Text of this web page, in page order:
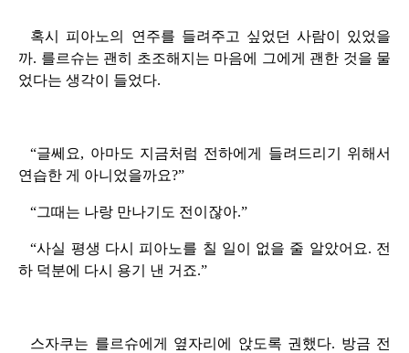
혹시 피아노의 연주를 들려주고 싶었던 사람이 있었을
까. 를르슈는 괜히 초조해지는 마음에 그에게 괜한 것을 물
었다는 생각이 들었다.
“글쎄요, 아마도 지금처럼 전하에게 들려드리기 위해서
연습한 게 아니었을까요?”
“그때는 나랑 만나기도 전이잖아.”
“사실 평생 다시 피아노를 칠 일이 없을 줄 알았어요. 전
하 덕분에 다시 용기 낸 거죠.”
스자쿠는 를르슈에게 옆자리에 앉도록 권했다. 방금 전